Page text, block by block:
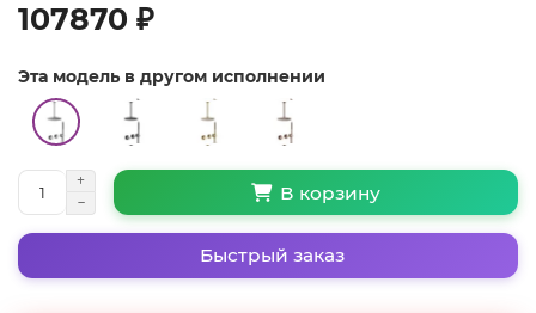
107870 ₽
Эта модель в другом исполнении
В корзину
Быстрый заказ